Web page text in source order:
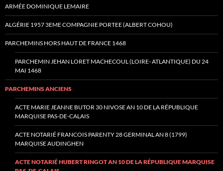
ARMÉE DOMINIQUE LEMAIRE
ALGÉRIE 1957 3EME COMPAGNIE PORTEE (ALBERT COHOU)
PARCHEMINS HORS HAUT DE FRANCE 1468
PARCHEMIN JEHAN LORET MACHECOUL (LOIRE- ATLANTIQUE) DU 24
MAI 1468
PARCHEMINS ANCIENS
ACTE MARIE JEANNE BUTOR 30 NIVOSE AN 10 DE LA RÉPUBLIQUE
MARQUISE PAS-DE-CALAIS
ACTE NOTARIÉ FRANCOIS PARENTY 28 GERMINAL AN 8 (1799)
MARQUISE AUDINGHEN
ACTE NOTARIÉ HUBERT RINGOT AN 10 DE LA RÉPUBLIQUE MARQUISE